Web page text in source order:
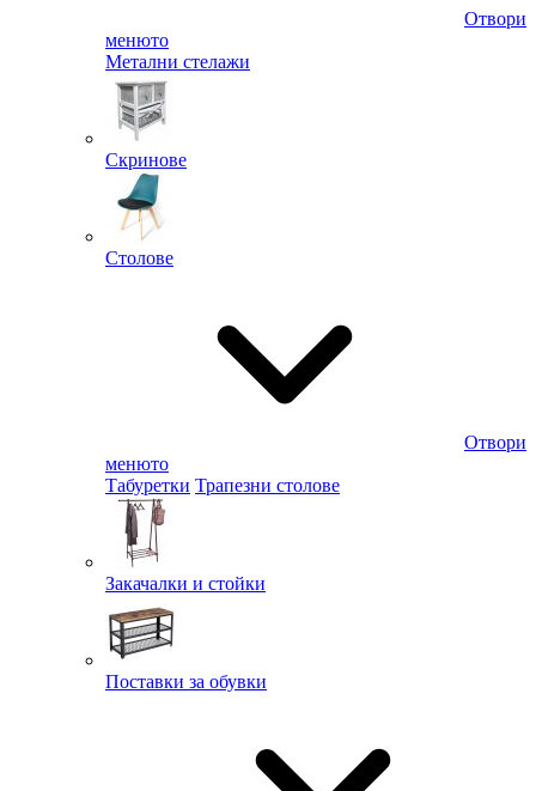
Отвори
менюто
Метални стелажи
Скринове
Столове
Отвори
менюто
Табуретки Трапезни столове
Закачалки и стойки
Поставки за обувки